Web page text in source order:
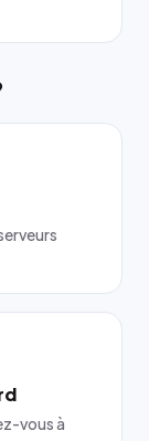
vous à